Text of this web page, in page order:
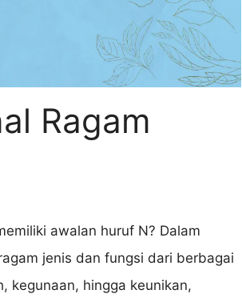
Ragam
awalan huruf N? Dalam
jenis dan fungsi dari berbagai
kegunaan, hingga keunikan,